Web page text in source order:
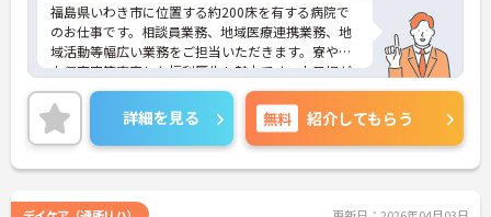
福島県いわき市に位置する約200床を有する病院で
のお仕事です。相談員業務、地域医療連携業務、地
域活動等幅広い業務をご担当いただきます。寮や院
内保育室等充実した福利厚生も魅力です。土日祝が
お休み、年間休日は126日と多く、ワークライフバ
ランスを重視した働き方も叶います。ご興味のある
方には、面接対策ポイントなど、さらに詳細をお話
しいたしますのでお気軽にご相談ください！
詳細を見る 無料 紹介してもらう